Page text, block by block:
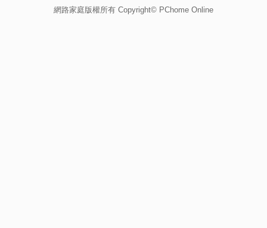
網路家庭版權所有 Copyright© PChome Online